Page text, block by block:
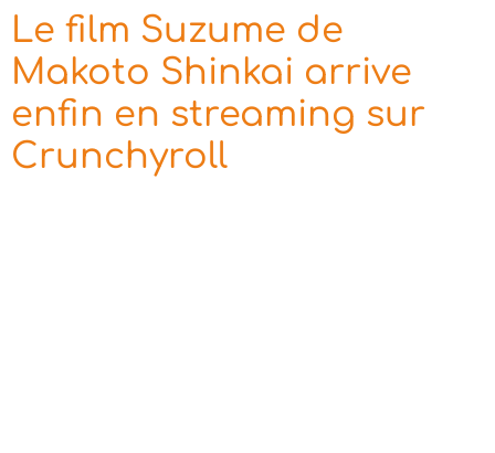
Le film Suzume de
Makoto Shinkai arrive
enfin en streaming sur
Crunchyroll